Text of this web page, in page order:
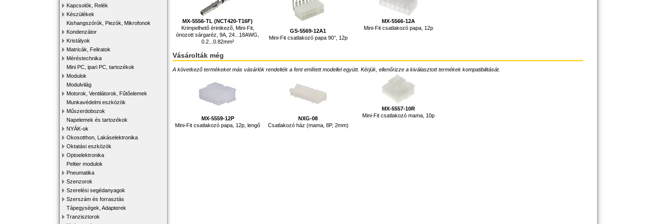
Kapcsolók, Relék
Készülékek
Kishangszórók, Piezók, Mikrofonok
Kondenzátor
Kristályok
Matricák, Feliratok
Méréstechnika
Mini PC, ipari PC, tartozékok
Modulok
Modulvilág
Motorok, Ventilátorok, Fűtőelemek
Munkavédelmi eszközök
Műszerdobozok
Napelemek és tartozékok
NYÁK-ok
Okosotthon, Lakáselektronika
Oktatási eszközök
Optoelektronika
Peltier modulok
Pneumatika
Szenzorok
Szerelési segédanyagok
Szerszám és forrasztás
Tápegységek, Adapterek
Tranzisztorok
MX-5556-TL (NCT420-T16F)
Krimpelhető érintkező, Mini-Fit,
ónozott sárgaréz, 9A, 24...18AWG,
0.2...0.82mm²
GS-5569-12A1
Mini-Fit csatlakozó papa 90°, 12p
MX-5566-12A
Mini-Fit csatlakozó papa, 12p
Vásárolták még
A következő termékeket más vásárlók rendelték a fent említett modellel együtt. Kérjük, ellenőrizze a kiválasztott termékek kompatibilitását.
MX-5559-12P
Mini-Fit csatlakozó papa, 12p, lengő
NXG-08
Csatlakozó ház (mama, 8P, 2mm)
MX-5557-10R
Mini-Fit csatlakozó mama, 10p